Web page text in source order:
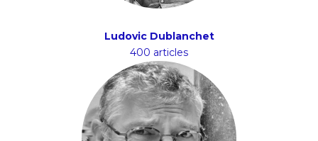
Ludovic Dublanchet
400 articles